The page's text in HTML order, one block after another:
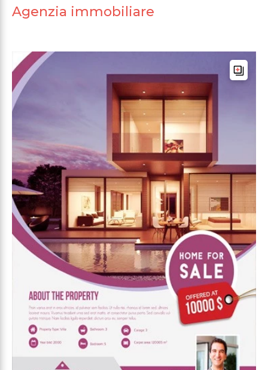
Agenzia immobiliare